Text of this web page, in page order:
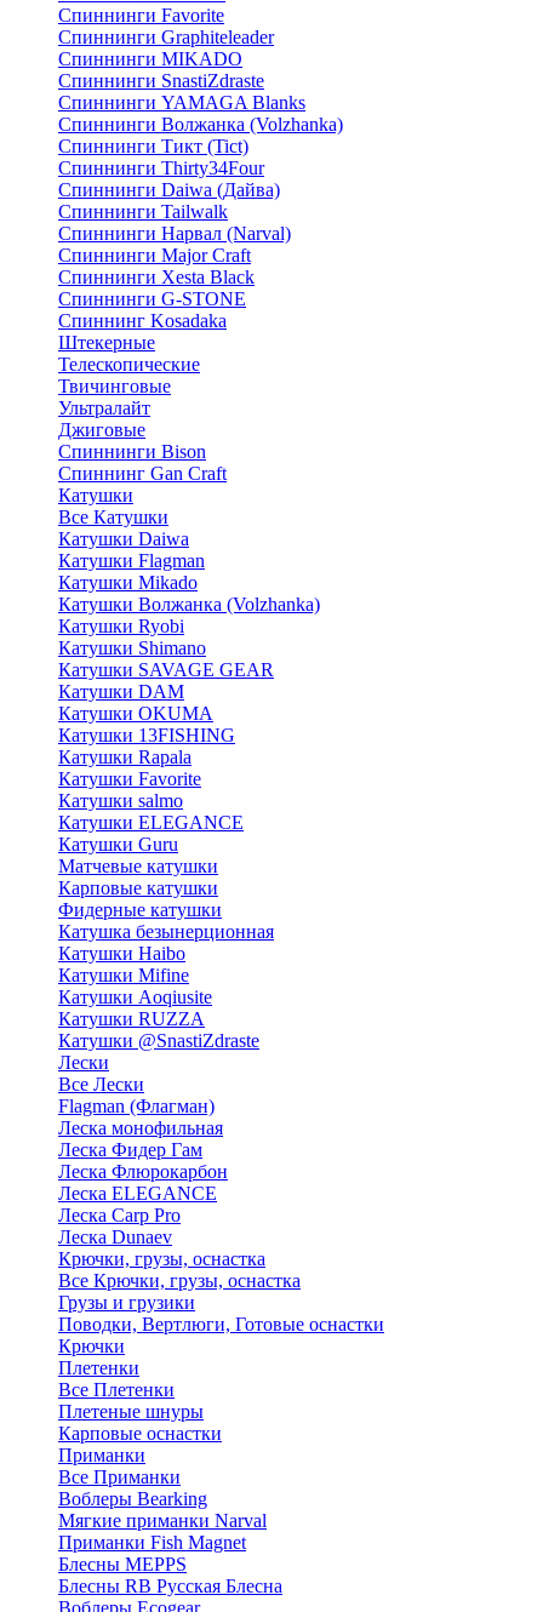
Спиннинги Favorite
Спиннинги Graphiteleader
Спиннинги MIKADO
Спиннинги SnastiZdraste
Спиннинги YAMAGA Blanks
Спиннинги Волжанка (Volzhanka)
Спиннинги Тикт (Tict)
Спиннинги Thirty34Four
Спиннинги Daiwa (Дайва)
Спиннинги Tailwalk
Спиннинги Нарвал (Narval)
Спиннинги Major Craft
Спиннинги Xesta Black
Спиннинги G-STONE
Спиннинг Kosadaka
Штекерные
Телескопические
Твичинговые
Ультралайт
Джиговые
Спиннинги Bison
Спиннинг Gan Craft
Катушки
Все Катушки
Катушки Daiwa
Катушки Flagman
Катушки Mikado
Катушки Волжанка (Volzhanka)
Катушки Ryobi
Катушки Shimano
Катушки SAVAGE GEAR
Катушки DAM
Катушки OKUMA
Катушки 13FISHING
Катушки Rapala
Катушки Favorite
Катушки salmo
Катушки ELEGANCE
Катушки Guru
Матчевые катушки
Карповые катушки
Фидерные катушки
Катушка безынерционная
Катушки Haibo
Катушки Mifine
Катушки Aoqiusite
Катушки RUZZA
Катушки @SnastiZdraste
Лески
Все Лески
Flagman (Флагман)
Леска монофильная
Леска Фидер Гам
Леска Флюрокарбон
Леска ELEGANCE
Леска Carp Pro
Леска Dunaev
Крючки, грузы, оснастка
Все Крючки, грузы, оснастка
Грузы и грузики
Поводки, Вертлюги, Готовые оснастки
Крючки
Плетенки
Все Плетенки
Плетеные шнуры
Карповые оснастки
Приманки
Все Приманки
Воблеры Bearking
Мягкие приманки Narval
Приманки Fish Magnet
Блесны MEPPS
Блесны RB Русская Блесна
Воблеры Ecogear